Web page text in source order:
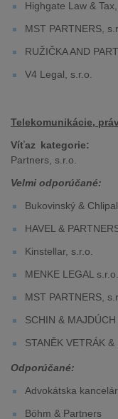
Highgate Law & Tax,
MST PARTNERS,
RUŽIČKA AND
V4 Legal, s.r.o.
Telekomunikácie,
Víťaz
Partners, s.r.o.
Velmi odporúčané:
Bukovinský &
HAVEL &
Kinstellar, s.r.o.
MENKE LEGAL s.r.o.
MST PARTNERS,
SCHIN & MAJDÚCH
STANĚK VETRÁK &
Odporúčané:
Advokátska
Böhm & Partners